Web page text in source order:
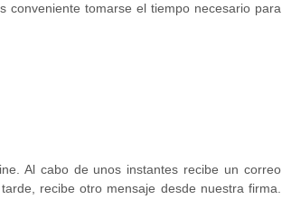
conveniente tomarse el tiempo necesario para
Al cabo de unos instantes recibe un correo
recibe otro mensaje desde nuestra firma.